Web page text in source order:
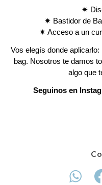
✷
✷ Bastidor de
✷ Acceso a un
Vos elegís donde
bag. Nosotros te damos
algo que
Seguinos en